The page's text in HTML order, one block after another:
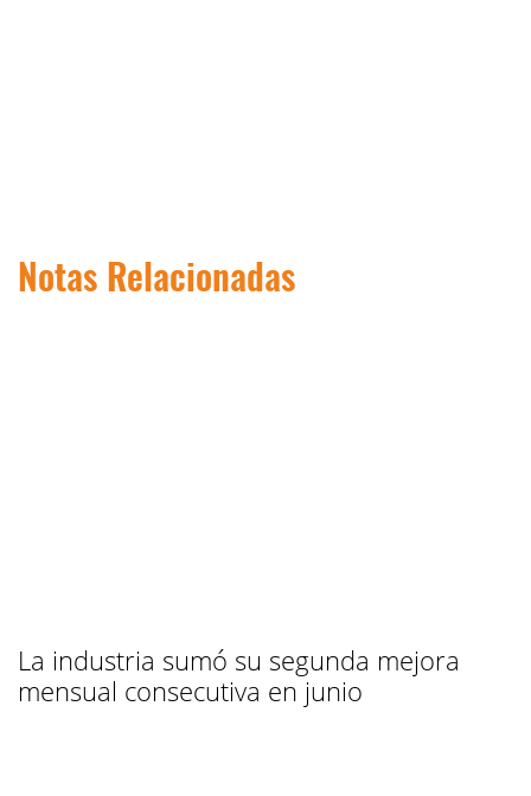
Notas Relacionadas
La industria sumó su segunda mejora
mensual consecutiva en junio